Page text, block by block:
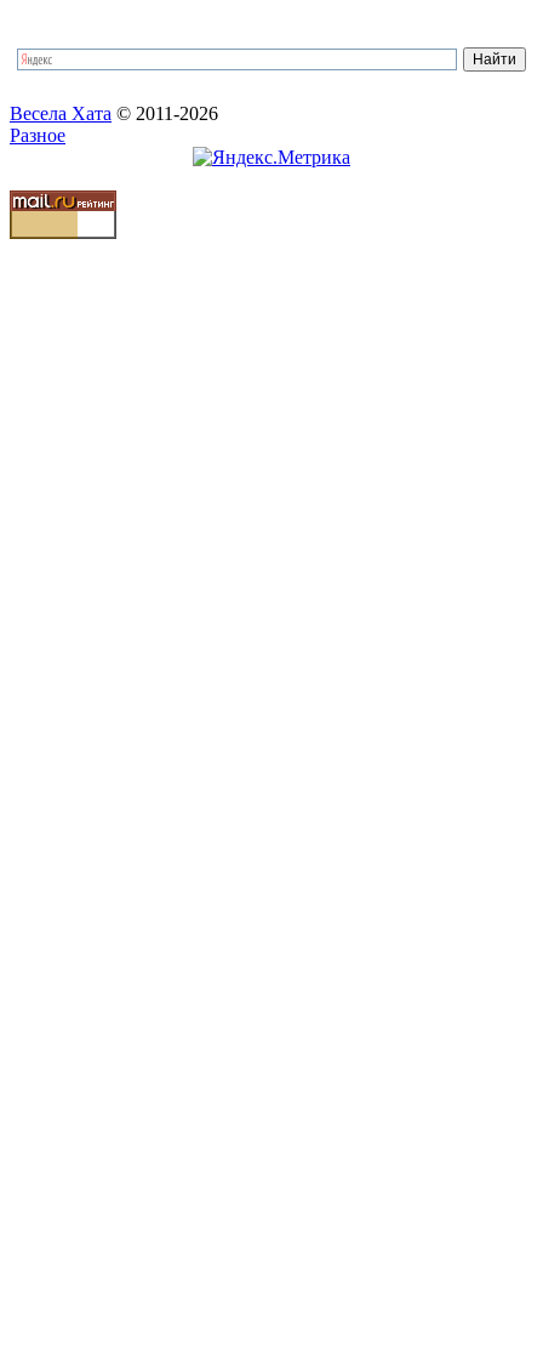
Весела Хата © 2011-2026
Разное